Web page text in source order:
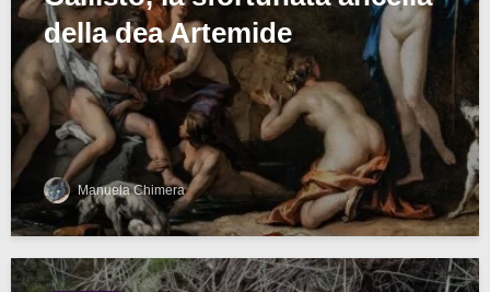
della dea Artemide
Manuela Chimera